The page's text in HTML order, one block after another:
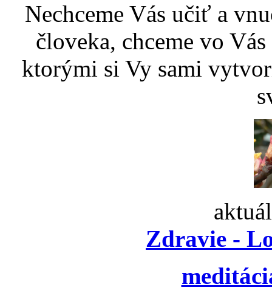
Nechceme Vás učiť a
človeka, chceme vo
ktorými si Vy sami
Zdravie -